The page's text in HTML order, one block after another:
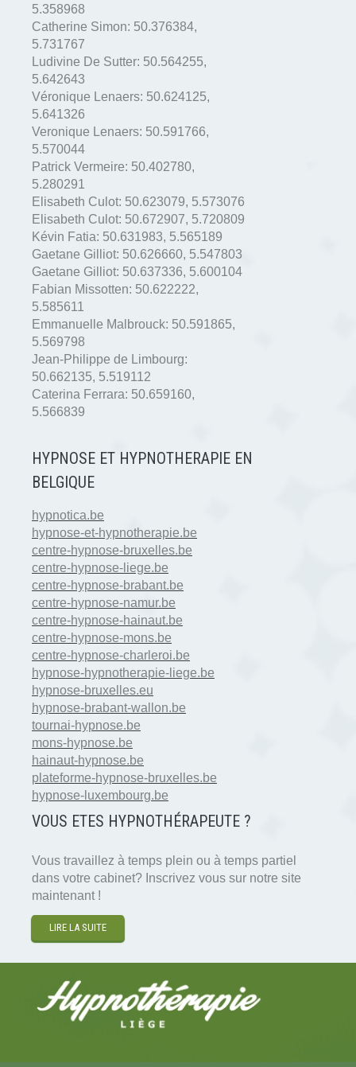
5.358968
Catherine Simon: 50.376384,
5.731767
Ludivine De Sutter: 50.564255,
5.642643
Véronique Lenaers: 50.624125,
5.641326
Veronique Lenaers: 50.591766,
5.570044
Patrick Vermeire: 50.402780,
5.280291
Elisabeth Culot: 50.623079, 5.573076
Elisabeth Culot: 50.672907, 5.720809
Kévin Fatia: 50.631983, 5.565189
Gaetane Gilliot: 50.626660, 5.547803
Gaetane Gilliot: 50.637336, 5.600104
Fabian Missotten: 50.622222,
5.585611
Emmanuelle Malbrouck: 50.591865,
5.569798
Jean-Philippe de Limbourg:
50.662135, 5.519112
Caterina Ferrara: 50.659160,
5.566839
HYPNOSE ET HYPNOTHERAPIE EN
BELGIQUE
hypnotica.be
hypnose-et-hypnotherapie.be
centre-hypnose-bruxelles.be
centre-hypnose-liege.be
centre-hypnose-brabant.be
centre-hypnose-namur.be
centre-hypnose-hainaut.be
centre-hypnose-mons.be
centre-hypnose-charleroi.be
hypnose-hypnotherapie-liege.be
hypnose-bruxelles.eu
hypnose-brabant-wallon.be
tournai-hypnose.be
mons-hypnose.be
hainaut-hypnose.be
plateforme-hypnose-bruxelles.be
hypnose-luxembourg.be
VOUS ETES HYPNOTHÉRAPEUTE ?
Vous travaillez à temps plein ou à temps partiel
dans votre cabinet? Inscrivez vous sur notre site
maintenant !
LIRE LA SUITE